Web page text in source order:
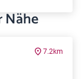
Nähe
7.2km